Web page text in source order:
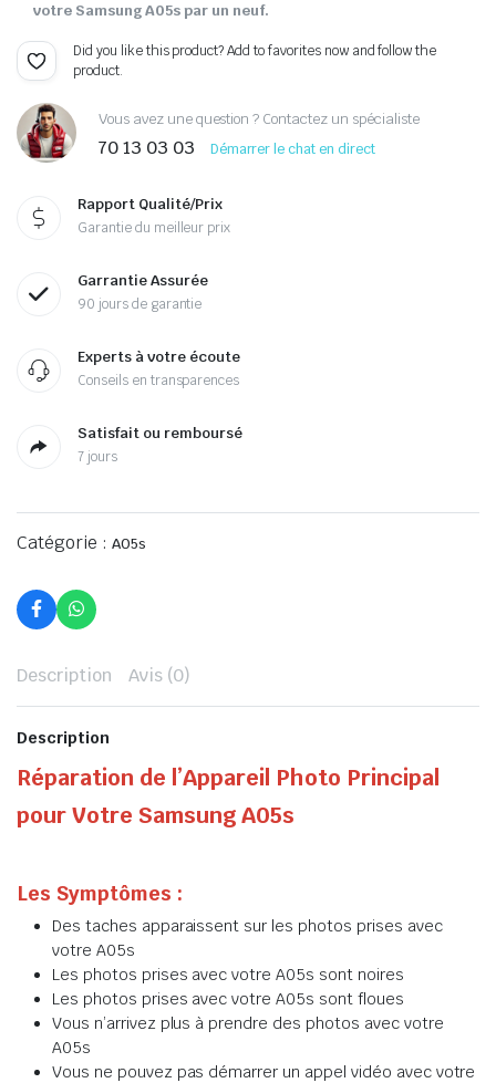
votre Samsung A05s par un neuf.
Did you like this product? Add to favorites now and follow the
product.
Vous avez une question ? Contactez un spécialiste
70 13 03 03 Démarrer le chat en direct
Rapport Qualité/Prix
Garantie du meilleur prix
Garrantie Assurée
90 jours de garantie
Experts à votre écoute
Conseils en transparences
Satisfait ou remboursé
7 jours
Catégorie : A05s
Description Avis (0)
Description
Réparation de l’Appareil Photo Principal
pour Votre Samsung A05s
Les Symptômes :
Des taches apparaissent sur les photos prises avec
votre A05s
Les photos prises avec votre A05s sont noires
Les photos prises avec votre A05s sont floues
Vous n’arrivez plus à prendre des photos avec votre
A05s
Vous ne pouvez pas démarrer un appel vidéo avec votre